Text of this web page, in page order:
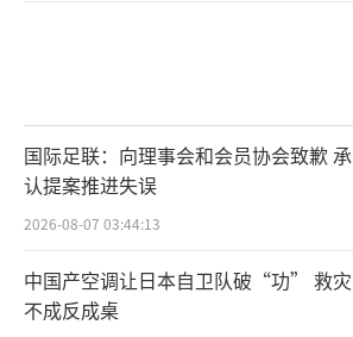
国际足联：向理事会和会员协会致歉 承
认提案推进失误
2026-08-07 03:44:13
中国产空调让日本自卫队破“功” 救灾
不成反成桌